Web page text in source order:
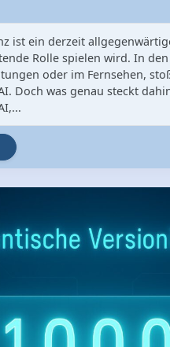
ist ein derzeit
Rolle spielen wird. In
oder im Fernsehen,
Doch was genau steckt